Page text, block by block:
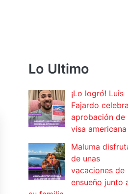
Lo Ultimo
¡Lo logró! Luis
Fajardo
aprobación de
visa americana
Maluma
de unas
vacaciones de
ensueño junto